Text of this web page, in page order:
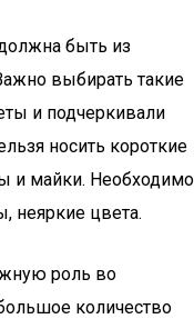
быть из
выбирать такие
и подчеркивали
носить короткие
и майки. Необходимо
неяркие цвета.
роль во
количество